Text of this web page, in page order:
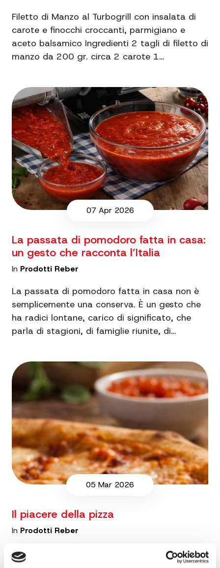
Filetto di Manzo al Turbogrill con insalata di
carote e finocchi croccanti, parmigiano e
aceto balsamico Ingredienti 2 tagli di filetto di
manzo da 200 gr. circa 2 carote 1…
07 Apr 2026
La passata di pomodoro fatta in casa:
un gesto che racconta l’Italia
In Prodotti Reber
La passata di pomodoro fatta in casa non è
semplicemente una conserva. È un gesto che
ha radici lontane, carico di significato, che
parla di stagioni, di famiglie riunite, di…
05 Mar 2026
Il piacere della pizza
In Prodotti Reber
Pizza e Mondiali: il gusto della condivisione